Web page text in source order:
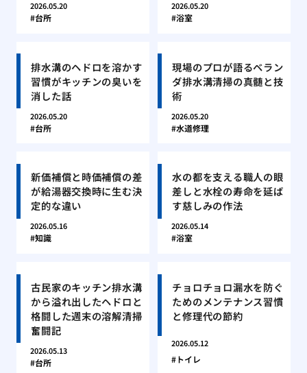
2026.05.20
台所
2026.05.20
浴室
排水溝のヘドロを溶かす
習慣がキッチンの臭いを
消した話
2026.05.20
台所
現場のプロが語るベラン
ダ排水溝清掃の真髄と技
術
2026.05.20
水道修理
新価補償と時価補償の差
が給湯器交換時に生む決
定的な違い
2026.05.16
知識
水の都を支える職人の眼
差しと水栓の寿命を延ば
す慈しみの作法
2026.05.14
浴室
古民家のキッチン排水溝
から溢れ出したヘドロと
格闘した週末の溶解清掃
奮闘記
2026.05.13
台所
チョロチョロ漏水を防ぐ
ためのメンテナンス習慣
と修理代の節約
2026.05.12
トイレ